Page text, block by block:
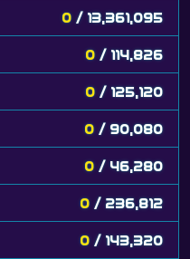
0 / 13,361,095
0 / 114,826
0 / 125,120
0 / 90,080
0 / 46,280
0 / 236,812
0 / 143,320